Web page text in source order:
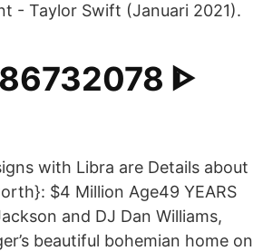
- Taylor Swift (Januari 2021).
ᐈ
with Libra are Details about
$4 Million Age49 YEARS
and DJ Dan Williams,
beautiful bohemian home on